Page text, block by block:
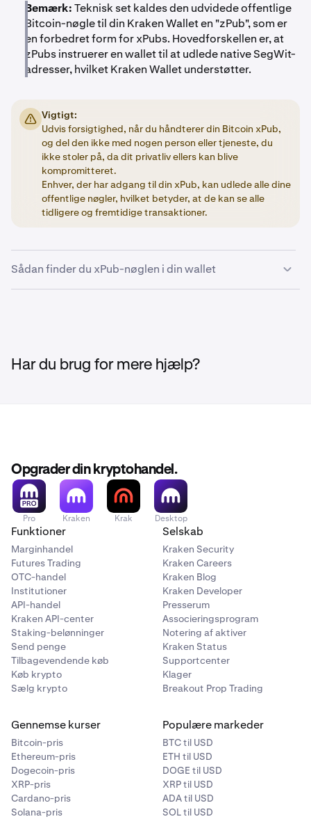
Bemærk:Teknisk set kaldes den udvidede offentlige
Bitcoin-nøgle til din Kraken Wallet en "zPub", som er
en forbedret form for xPubs. Hovedforskellen er, at
zPubs instruerer en wallet til at udlede native SegWit-
adresser, hvilket Kraken Wallet understøtter.
Vigtigt:
Udvis forsigtighed, når du håndterer din Bitcoin xPub,
og del den ikke med nogen person eller tjeneste, du
ikke stoler på, da dit privatliv ellers kan blive
kompromitteret.
Enhver, der har adgang til din xPub, kan udlede alle dine
offentlige nøgler, hvilket betyder, at de kan se alle
tidligere og fremtidige transaktioner.
Sådan finder du xPub-nøglen i din wallet
5 Tryk på knappenVisi afsnittet
gennemfør derefter godkendelsestrinnet (f.eks.
biometri eller adgangskode).
6 Du kan nu se din Bitcoin xPub.For at eksportere kan
du scanne QR-koden med en anden enhed eller blot
trykke på knappen
Kopiér xPubnederst på
skærmen.
Har du brug for mere hjælp?
Opgrader din kryptohandel.
Pro Kraken Krak Desktop
Funktioner
Marginhandel
Futures Trading
OTC-handel
Institutioner
API-handel
Kraken API-center
Staking-belønninger
Send penge
Tilbagevendende køb
Køb krypto
Sælg krypto
Selskab
Kraken Security
Kraken Careers
Kraken Blog
Kraken Developer
Presserum
Associeringsprogram
Notering af aktiver
Kraken Status
Supportcenter
Klager
Breakout Prop Trading
Gennemse kurser
Bitcoin-pris
Ethereum-pris
Dogecoin-pris
XRP-pris
Cardano-pris
Solana-pris
Populære markeder
BTC til USD
ETH til USD
DOGE til USD
XRP til USD
ADA til USD
SOL til USD